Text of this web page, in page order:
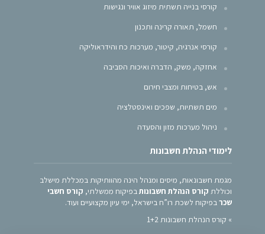
קורסי בנייה תשתית מיזוג אוויר ונגישות
חשמל, תאורה קרינה ותכנון
קורסי אנרגיה, קיטור, מערכות כח והידראוליקה
אחזקה, משק, הדברה ואיכות הסביבה
אש, בטיחות ומצבי חירום
מים תשתיות, שפכים ואינסטלציה
ניהול מערכות מזון והסעדה
לימודי הנהלת חשבונות
מגמת חשבונאות, מיסים ומנהל הינה מהוותיקות במכללת מישלב
וכוללת קורס הנהלת חשבונותבפיקוח ממשלתי, קורס חשבי
שכרבפיקוח לשכת רו”ח בישראל, ימי עיון מקצועיים ועוד.
» קורס הנהלת חשבונות 1+2